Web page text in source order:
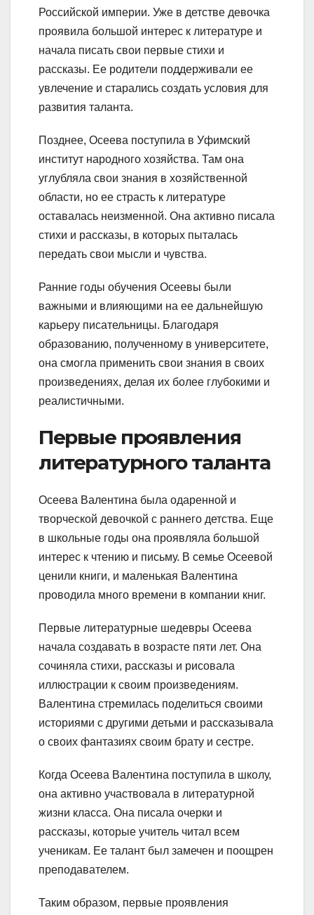
Российской империи. Уже в детстве девочка
проявила большой интерес к литературе и
начала писать свои первые стихи и
рассказы. Ее родители поддерживали ее
увлечение и старались создать условия для
развития таланта.
Позднее, Осеева поступила в Уфимский
институт народного хозяйства. Там она
углубляла свои знания в хозяйственной
области, но ее страсть к литературе
оставалась неизменной. Она активно писала
стихи и рассказы, в которых пыталась
передать свои мысли и чувства.
Ранние годы обучения Осеевы были
важными и влияющими на ее дальнейшую
карьеру писательницы. Благодаря
образованию, полученному в университете,
она смогла применить свои знания в своих
произведениях, делая их более глубокими и
реалистичными.
Первые проявления
литературного таланта
Осеева Валентина была одаренной и
творческой девочкой с раннего детства. Еще
в школьные годы она проявляла большой
интерес к чтению и письму. В семье Осеевой
ценили книги, и маленькая Валентина
проводила много времени в компании книг.
Первые литературные шедевры Осеева
начала создавать в возрасте пяти лет. Она
сочиняла стихи, рассказы и рисовала
иллюстрации к своим произведениям.
Валентина стремилась поделиться своими
историями с другими детьми и рассказывала
о своих фантазиях своим брату и сестре.
Когда Осеева Валентина поступила в школу,
она активно участвовала в литературной
жизни класса. Она писала очерки и
рассказы, которые учитель читал всем
ученикам. Ее талант был замечен и поощрен
преподавателем.
Таким образом, первые проявления